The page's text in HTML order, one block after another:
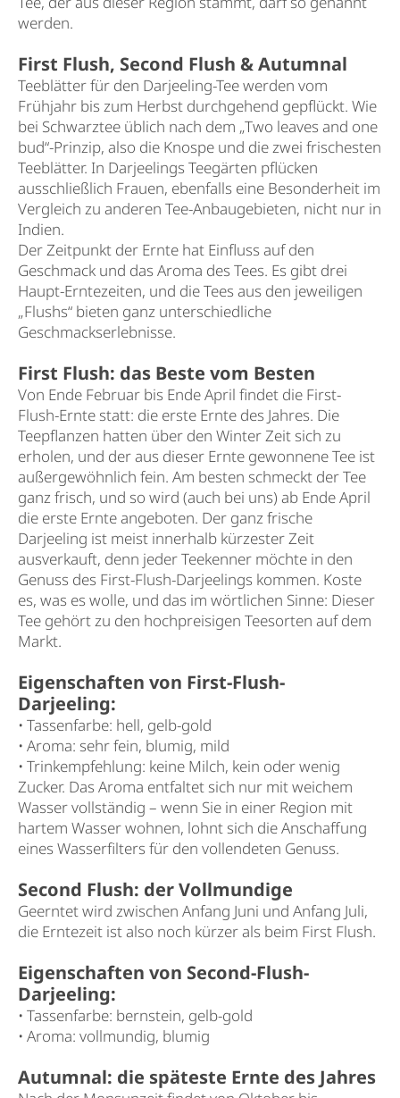
werden.
First Flush, Second Flush & Autumnal
Teeblätter für den Darjeeling-Tee werden vom
Frühjahr bis zum Herbst durchgehend gepflückt. Wie
bei Schwarztee üblich nach dem „Two leaves and one
bud“-Prinzip, also die Knospe und die zwei frischesten
Teeblätter. In Darjeelings Teegärten pflücken
ausschließlich Frauen, ebenfalls eine Besonderheit im
Vergleich zu anderen Tee-Anbaugebieten, nicht nur in
Indien.
Der Zeitpunkt der Ernte hat Einfluss auf den
Geschmack und das Aroma des Tees. Es gibt drei
Haupt-Erntezeiten, und die Tees aus den jeweiligen
„Flushs“ bieten ganz unterschiedliche
Geschmackserlebnisse.
First Flush: das Beste vom Besten
Von Ende Februar bis Ende April findet die First-
Flush-Ernte statt: die erste Ernte des Jahres. Die
Teepflanzen hatten über den Winter Zeit sich zu
erholen, und der aus dieser Ernte gewonnene Tee ist
außergewöhnlich fein. Am besten schmeckt der Tee
ganz frisch, und so wird (auch bei uns) ab Ende April
die erste Ernte angeboten. Der ganz frische
Darjeeling ist meist innerhalb kürzester Zeit
ausverkauft, denn jeder Teekenner möchte in den
Genuss des First-Flush-Darjeelings kommen. Koste
es, was es wolle, und das im wörtlichen Sinne: Dieser
Tee gehört zu den hochpreisigen Teesorten auf dem
Markt.
Eigenschaften von First-Flush-
Darjeeling:
• Tassenfarbe: hell, gelb-gold
• Aroma: sehr fein, blumig, mild
• Trinkempfehlung: keine Milch, kein oder wenig
Zucker. Das Aroma entfaltet sich nur mit weichem
Wasser vollständig – wenn Sie in einer Region mit
hartem Wasser wohnen, lohnt sich die Anschaffung
eines Wasserfilters für den vollendeten Genuss.
Second Flush: der Vollmundige
Geerntet wird zwischen Anfang Juni und Anfang Juli,
die Erntezeit ist also noch kürzer als beim First Flush.
Eigenschaften von Second-Flush-
Darjeeling:
• Tassenfarbe: bernstein, gelb-gold
• Aroma: vollmundig, blumig
Autumnal: die späteste Ernte des Jahres